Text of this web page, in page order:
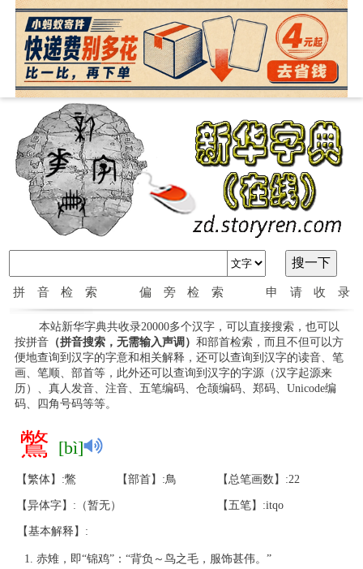
拼音检索 偏旁检索 申请收录
本站新华字典共收录20000多个汉字，可以直接搜索，也可以
按拼音（拼音搜索，无需输入声调） 和部首检索，而且不但可以方
便地查询到汉字的字意和相关解释，还可以查询到汉字的读音、笔
画、笔顺、部首等，此外还可以查询到汉字的字源（汉字起源来
历）、真人发音、注音、五笔编码、仓颉编码、郑码、Unicode编
码、四角号码等等。
鷩 [bì]
【繁体】:鷩 【部首】:鳥 【总笔画数】:22
【异体字】:（暂无） 【五笔】:itqo
【基本解释】:
赤雉，即“锦鸡”：“背负～鸟之毛，服饰甚伟。”